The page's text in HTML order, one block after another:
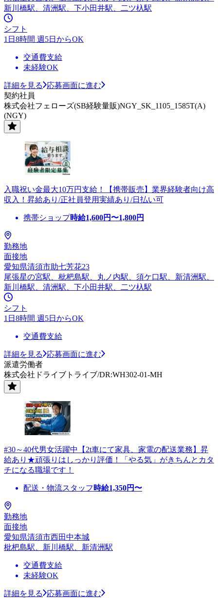
新川橋駅、清洲駅、下小田井駅、二ツ杁駅
シフト
1日8時間 週5日からOK
交通費支給
未経験OK
詳細を見る
応募画面に進む
契約社員
株式会社フェローズ(SB経験量販)NGY_SK_1105_1585T(A)
(NGY)
入職祝い金最大10万円支給！【携帯販売】業界経験者向け高
収入！昇給あり/正社員登用実績あり/日払い可
携帯ショップ時給1,600円〜1,800円
勤務地
面接地
愛知県清須市助七芳花23
尾張星の宮駅、枇杷島駅、丸ノ内駅、須ケ口駅、新清洲駅、
新川橋駅、清洲駅、下小田井駅、二ツ杁駅
シフト
1日8時間 週5日からOK
交通費支給
詳細を見る
応募画面に進む
派遣労働者
株式会社ドライブトライブ/DR:WH302-01-MH
#30～40代男女活躍中【2t車にて家具、家電の配送業務】昇
給あり★頑張りはしっかり評価！「やる気」がきちんとカタ
チになる職場です！
配送・物流スタッフ 時給1,350円〜
勤務地
面接地
愛知県清須市西田中本城
枇杷島駅、新川橋駅、新清洲駅
交通費支給
未経験OK
詳細を見る
応募画面に進む